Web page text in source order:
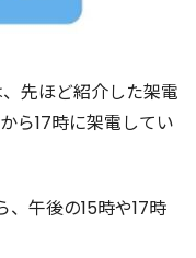
先ほど紹介した架電
ら17時に架電してい
、午後の15時や17時